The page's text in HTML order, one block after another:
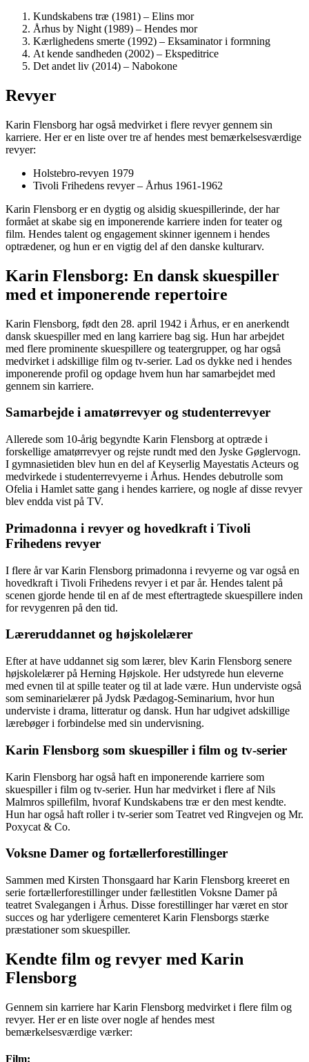
Kundskabens træ (1981) – Elins mor
Århus by Night (1989) – Hendes mor
Kærlighedens smerte (1992) – Eksaminator i formning
At kende sandheden (2002) – Ekspeditrice
Det andet liv (2014) – Nabokone
Revyer
Karin Flensborg har også medvirket i flere revyer gennem sin
karriere. Her er en liste over tre af hendes mest bemærkelsesværdige
revyer:
Holstebro-revyen 1979
Tivoli Frihedens revyer – Århus 1961-1962
Karin Flensborg er en dygtig og alsidig skuespillerinde, der har
formået at skabe sig en imponerende karriere inden for teater og
film. Hendes talent og engagement skinner igennem i hendes
optrædener, og hun er en vigtig del af den danske kulturarv.
Karin Flensborg: En dansk skuespiller
med et imponerende repertoire
Karin Flensborg, født den 28. april 1942 i Århus, er en anerkendt
dansk skuespiller med en lang karriere bag sig. Hun har arbejdet
med flere prominente skuespillere og teatergrupper, og har også
medvirket i adskillige film og tv-serier. Lad os dykke ned i hendes
imponerende profil og opdage hvem hun har samarbejdet med
gennem sin karriere.
Samarbejde i amatørrevyer og studenterrevyer
Allerede som 10-årig begyndte Karin Flensborg at optræde i
forskellige amatørrevyer og rejste rundt med den Jyske Gøglervogn.
I gymnasietiden blev hun en del af Keyserlig Mayestatis Acteurs og
medvirkede i studenterrevyerne i Århus. Hendes debutrolle som
Ofelia i Hamlet satte gang i hendes karriere, og nogle af disse revyer
blev endda vist på TV.
Primadonna i revyer og hovedkraft i Tivoli
Frihedens revyer
I flere år var Karin Flensborg primadonna i revyerne og var også en
hovedkraft i Tivoli Frihedens revyer i et par år. Hendes talent på
scenen gjorde hende til en af de mest eftertragtede skuespillere inden
for revygenren på den tid.
Læreruddannet og højskolelærer
Efter at have uddannet sig som lærer, blev Karin Flensborg senere
højskolelærer på Herning Højskole. Her udstyrede hun eleverne
med evnen til at spille teater og til at lade være. Hun underviste også
som seminarielærer på Jydsk Pædagog-Seminarium, hvor hun
underviste i drama, litteratur og dansk. Hun har udgivet adskillige
lærebøger i forbindelse med sin undervisning.
Karin Flensborg som skuespiller i film og tv-serier
Karin Flensborg har også haft en imponerende karriere som
skuespiller i film og tv-serier. Hun har medvirket i flere af Nils
Malmros spillefilm, hvoraf Kundskabens træ er den mest kendte.
Hun har også haft roller i tv-serier som Teatret ved Ringvejen og Mr.
Poxycat & Co.
Voksne Damer og fortællerforestillinger
Sammen med Kirsten Thonsgaard har Karin Flensborg kreeret en
serie fortællerforestillinger under fællestitlen Voksne Damer på
teatret Svalegangen i Århus. Disse forestillinger har været en stor
succes og har yderligere cementeret Karin Flensborgs stærke
præstationer som skuespiller.
Kendte film og revyer med Karin
Flensborg
Gennem sin karriere har Karin Flensborg medvirket i flere film og
revyer. Her er en liste over nogle af hendes mest
bemærkelsesværdige værker:
Film: